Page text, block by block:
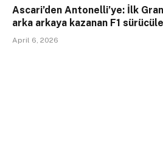
Ascari’den Antonelli’ye: İlk
arka arkaya kazanan F1
April 6, 2026